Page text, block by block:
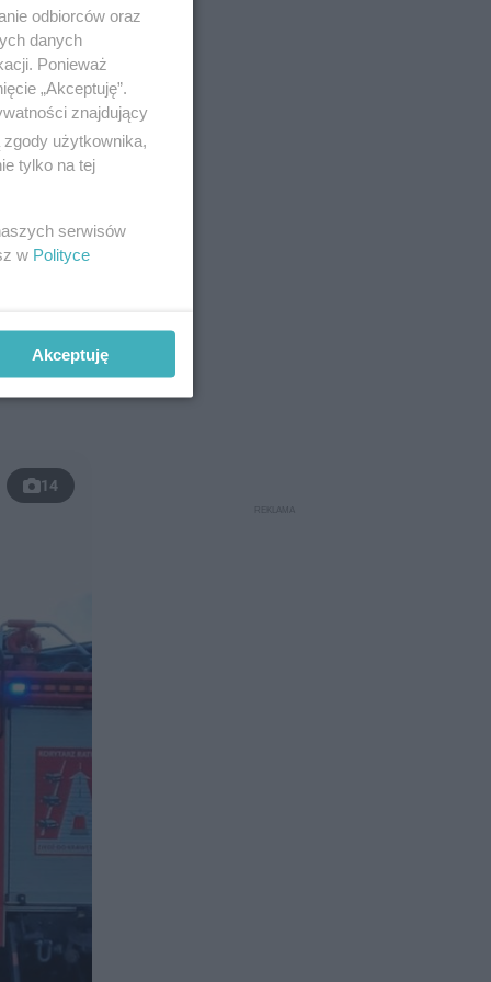
14
odbiorców oraz
danych
Ponieważ
„Akceptuję”.
znajdujący
użytkownika,
tylko na tej
serwisów
w Polityce
Akceptuję